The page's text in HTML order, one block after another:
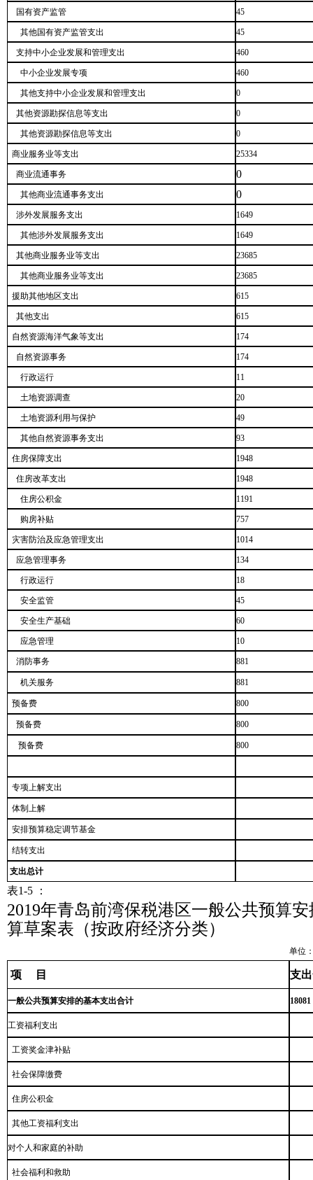
国有资产监管 45
其他国有资产监管支出 45
支持中小企业发展和管理支出 460
中小企业发展专项 460
其他支持中小企业发展和管理支出 0
其他资源勘探信息等支出 0
其他资源勘探信息等支出 0
商业服务业等支出 25334
商业流通事务 0
其他商业流通事务支出 0
涉外发展服务支出 1649
其他涉外发展服务支出 1649
其他商业服务业等支出 23685
其他商业服务业等支出 23685
援助其他地区支出 615
其他支出 615
自然资源海洋气象等支出 174
自然资源事务 174
行政运行 11
土地资源调查 20
土地资源利用与保护 49
其他自然资源事务支出 93
住房保障支出 1948
住房改革支出 1948
住房公积金 1191
购房补贴 757
灾害防治及应急管理支出 1014
应急管理事务 134
行政运行 18
安全监管 45
安全生产基础 60
应急管理 10
消防事务 881
机关服务 881
预备费 800
预备费 800
预备费 800
专项上解支出
体制上解
安排预算稳定调节基金
结转支出
支出总计
表1-5 ：
2019年青岛前湾保税港区一般公共预算
算草案表（按政府经济分类）
单位
项 目 支
一般公共预算安排的基本支出合计 18081
工资福利支出
工资奖金津补贴
社会保障缴费
住房公积金
其他工资福利支出
对个人和家庭的补助
社会福利和救助